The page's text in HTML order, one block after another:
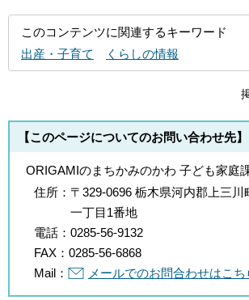
このコンテンツに関連するキーワード
出産・子育て
くらしの情報
【このページについてのお問い合わせ先】
ORIGAMIのまちかみのかわ 子ども家庭
住所： 〒329-0696 栃木県河内郡上三川
一丁目1番地
電話： 0285-56-9132
FAX： 0285-56-6868
Mail：
メールでのお問合わせはこち